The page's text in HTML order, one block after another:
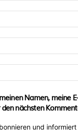
Namen, meine
nächsten
und